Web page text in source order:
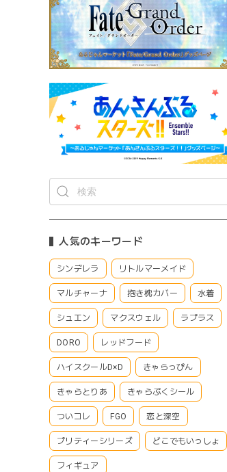
人気のキーワード
シンデレラ リトルマーメイド
マルチャーナ 抱き枕カバー 水着
シュエン マクスウェル ラプラス
DORO レッドフード
ハイスクールD×D きゃらっぴん
きゃらとりあ きゃらぷくシール
ついコレ FGO 恋と深空
プリティーシリーズ どこでもいっしょ
フィギュア